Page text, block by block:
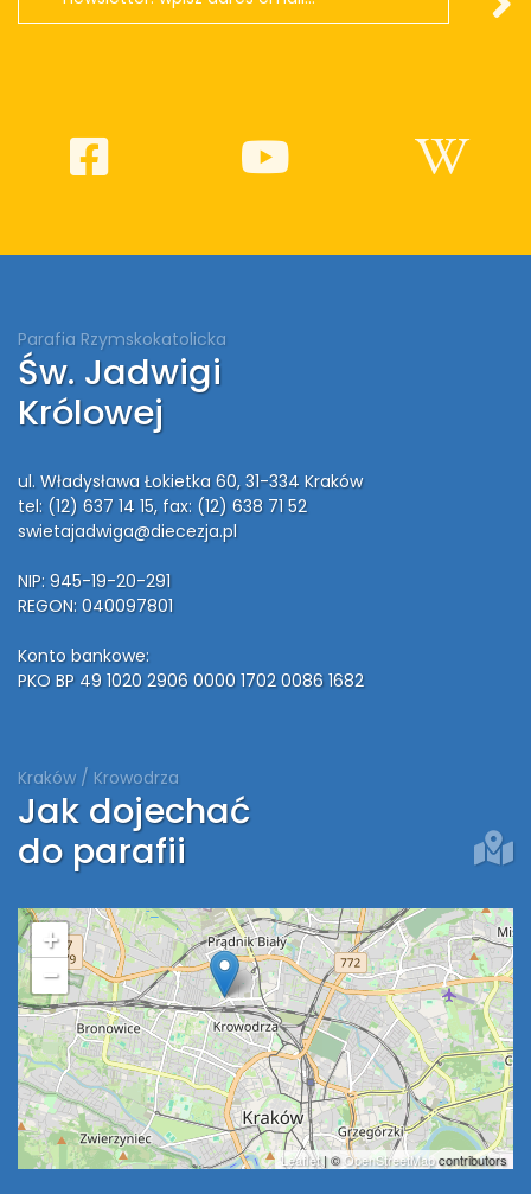
Parafia Rzymskokatolicka
Św. Jadwigi
Królowej
ul. Władysława Łokietka 60, 31-334 Kraków
tel: (12) 637 14 15, fax: (12) 638 71 52
swietajadwiga@diecezja.pl
NIP: 945-19-20-291
REGON: 040097801
Konto bankowe:
PKO BP 49 1020 2906 0000 1702 0086 1682
Kraków / Krowodrza
Jak dojechać
do parafii
+
−
Leaflet| © OpenStreetMapcontributors